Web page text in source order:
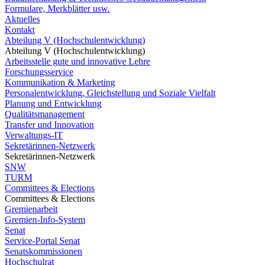
Formulare, Merkblätter usw.
Aktuelles
Kontakt
Abteilung V (Hochschulentwicklung)
Abteilung V (Hochschulentwicklung)
Arbeitsstelle gute und innovative Lehre
Forschungsservice
Kommunikation & Marketing
Personalentwicklung, Gleichstellung und Soziale Vielfalt
Planung und Entwicklung
Qualitätsmanagement
Transfer und Innovation
Verwaltungs-IT
Sekretärinnen-Netzwerk
Sekretärinnen-Netzwerk
SNW
TURM
Committees & Elections
Committees & Elections
Gremienarbeit
Gremien-Info-System
Senat
Service-Portal Senat
Senatskommissionen
Hochschulrat